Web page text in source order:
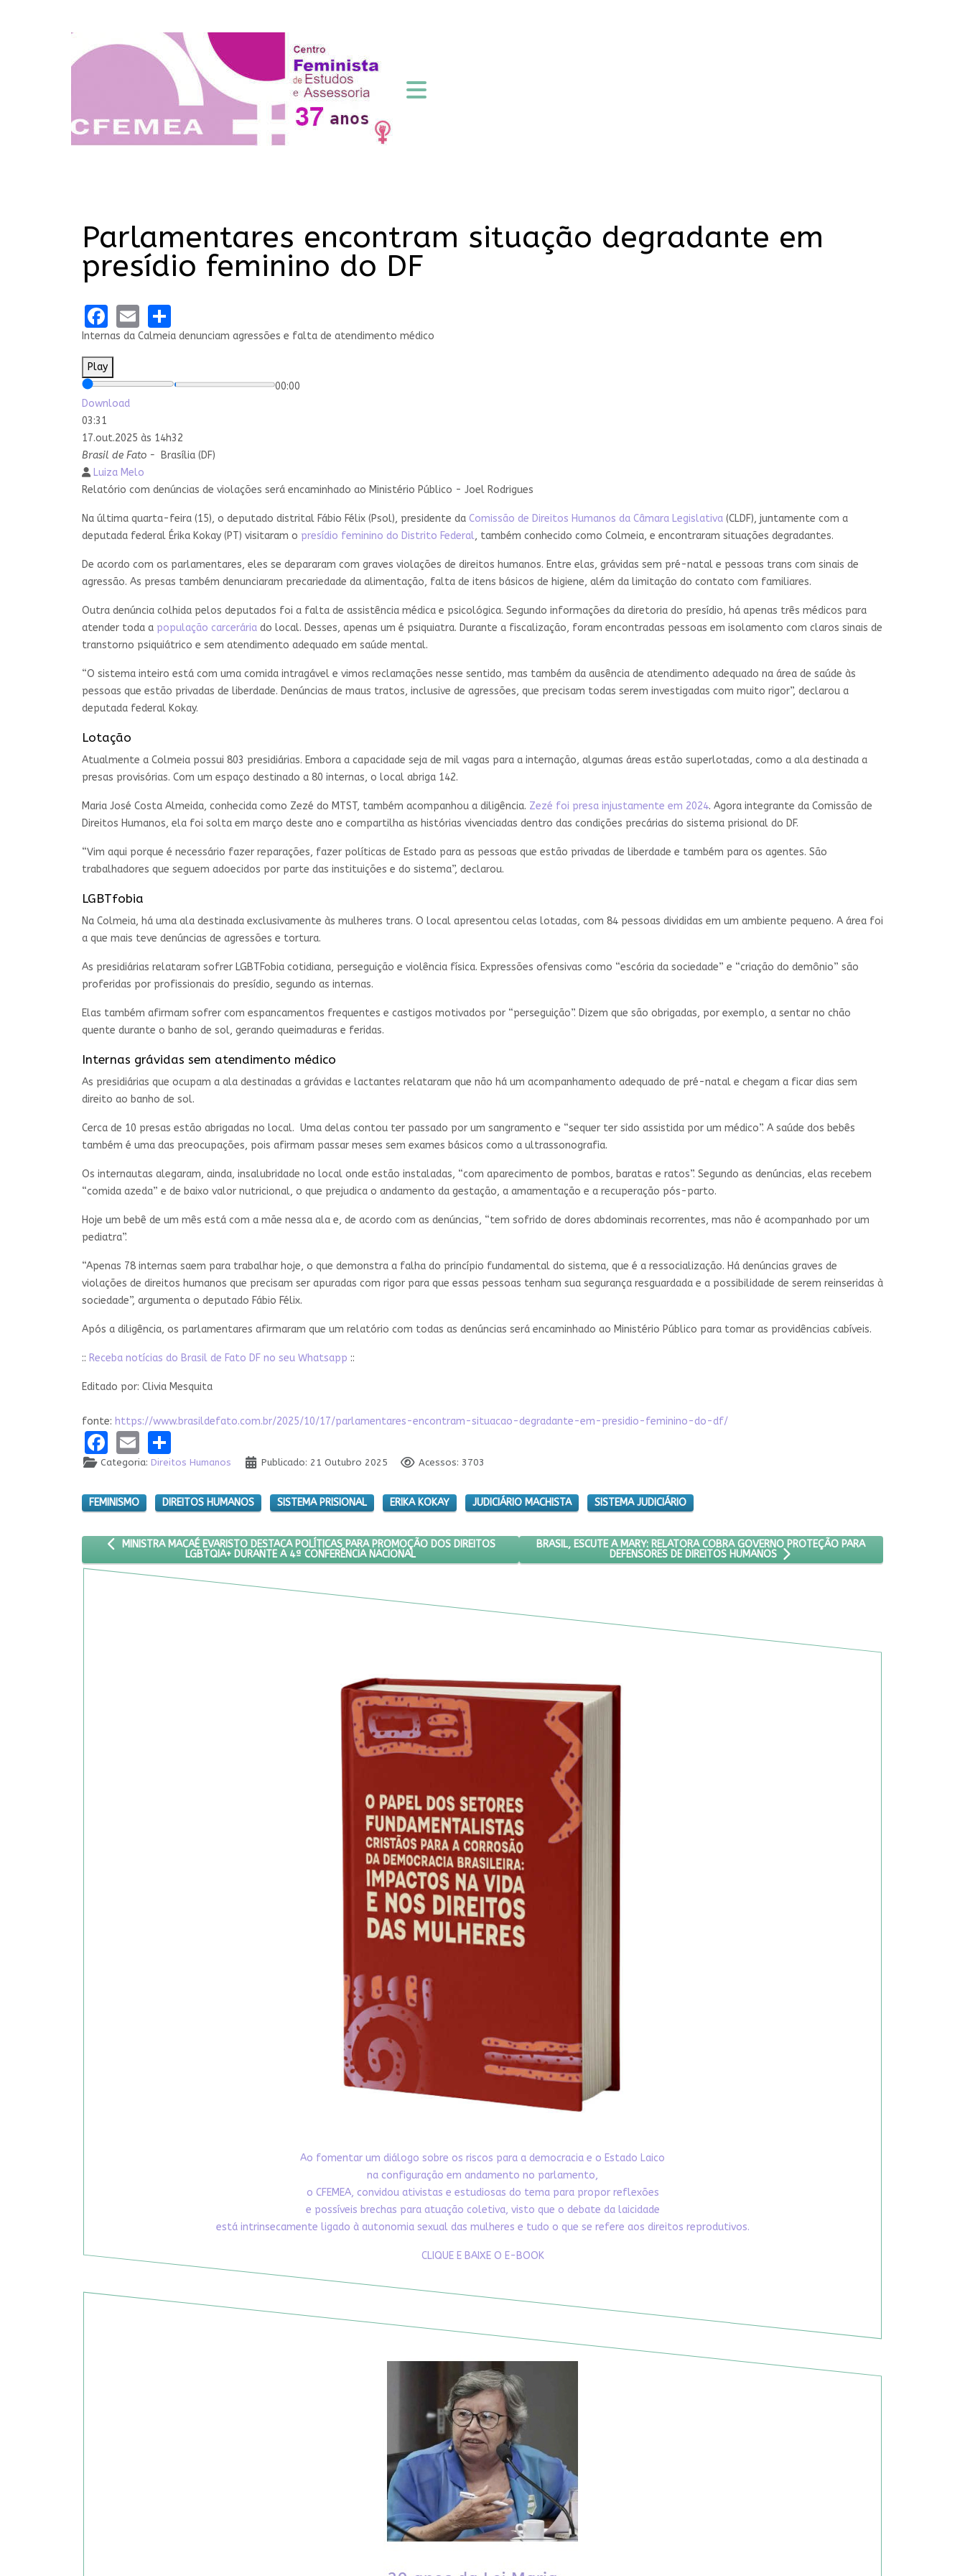
Parlamentares encontram situação degradante em
presídio feminino do DF
Facebook
Email
Internas da Calmeia denunciam agressões e falta de atendimento médico
Play
00:00
Download
03:31
17.out.2025 às 14h32
Brasil de Fato -
Brasília (DF)
Luiza Melo
Relatório com denúncias de violações será encaminhado ao Ministério Público - Joel Rodrigues
Na última quarta-feira (15), o deputado distrital Fábio Félix (Psol), presidente da Comissão de Direitos Humanos da Câmara Legislativa (CLDF), juntamente com a
deputada federal Érika Kokay (PT) visitaram o presídio feminino do Distrito Federal, também conhecido como Colmeia, e encontraram situações degradantes.
De acordo com os parlamentares, eles se depararam com graves violações de direitos humanos. Entre elas, grávidas sem pré-natal e pessoas trans com sinais de
agressão. As presas também denunciaram precariedade da alimentação, falta de itens básicos de higiene, além da limitação do contato com familiares.
Outra denúncia colhida pelos deputados foi a falta de assistência médica e psicológica. Segundo informações da diretoria do presídio, há apenas três médicos para
atender toda a população carcerária do local. Desses, apenas um é psiquiatra. Durante a fiscalização, foram encontradas pessoas em isolamento com claros sinais de
transtorno psiquiátrico e sem atendimento adequado em saúde mental.
“O sistema inteiro está com uma comida intragável e vimos reclamações nesse sentido, mas também da ausência de atendimento adequado na área de saúde às
pessoas que estão privadas de liberdade. Denúncias de maus tratos, inclusive de agressões, que precisam todas serem investigadas com muito rigor”, declarou a
deputada federal Kokay.
Lotação
Atualmente a Colmeia possui 803 presidiárias. Embora a capacidade seja de mil vagas para a internação, algumas áreas estão superlotadas, como a ala destinada a
presas provisórias. Com um espaço destinado a 80 internas, o local abriga 142.
Maria José Costa Almeida, conhecida como Zezé do MTST, também acompanhou a diligência. Zezé foi presa injustamente em 2024. Agora integrante da Comissão de
Direitos Humanos, ela foi solta em março deste ano e compartilha as histórias vivenciadas dentro das condições precárias do sistema prisional do DF.
“Vim aqui porque é necessário fazer reparações, fazer políticas de Estado para as pessoas que estão privadas de liberdade e também para os agentes. São
trabalhadores que seguem adoecidos por parte das instituições e do sistema”, declarou.
LGBTfobia
Na Colmeia, há uma ala destinada exclusivamente às mulheres trans. O local apresentou celas lotadas, com 84 pessoas divididas em um ambiente pequeno. A área foi
a que mais teve denúncias de agressões e tortura.
As presidiárias relataram sofrer LGBTFobia cotidiana, perseguição e violência física. Expressões ofensivas como “escória da sociedade” e “criação do demônio” são
proferidas por profissionais do presídio, segundo as internas.
Elas também afirmam sofrer com espancamentos frequentes e castigos motivados por “perseguição”. Dizem que são obrigadas, por exemplo, a sentar no chão
quente durante o banho de sol, gerando queimaduras e feridas.
Internas grávidas sem atendimento médico
As presidiárias que ocupam a ala destinadas a grávidas e lactantes relataram que não há um acompanhamento adequado de pré-natal e chegam a ficar dias sem
direito ao banho de sol.
Cerca de 10 presas estão abrigadas no local. Uma delas contou ter passado por um sangramento e “sequer ter sido assistida por um médico”. A saúde dos bebês
também é uma das preocupações, pois afirmam passar meses sem exames básicos como a ultrassonografia.
Os internautas alegaram, ainda, insalubridade no local onde estão instaladas, “com aparecimento de pombos, baratas e ratos”. Segundo as denúncias, elas recebem
“comida azeda” e de baixo valor nutricional, o que prejudica o andamento da gestação, a amamentação e a recuperação pós-parto.
Hoje um bebê de um mês está com a mãe nessa ala e, de acordo com as denúncias, “tem sofrido de dores abdominais recorrentes, mas não é acompanhado por um
pediatra”.
“Apenas 78 internas saem para trabalhar hoje, o que demonstra a falha do princípio fundamental do sistema, que é a ressocialização. Há denúncias graves de
violações de direitos humanos que precisam ser apuradas com rigor para que essas pessoas tenham sua segurança resguardada e a possibilidade de serem reinseridas à
sociedade”, argumenta o deputado Fábio Félix.
Após a diligência, os parlamentares afirmaram que um relatório com todas as denúncias será encaminhado ao Ministério Público para tomar as providências cabíveis.
:: Receba notícias do Brasil de Fato DF no seu Whatsapp ::
Editado por: Clivia Mesquita
fonte: https://www.brasildefato.com.br/2025/10/17/parlamentares-encontram-situacao-degradante-em-presidio-feminino-do-df/
Facebook
Email
Categoria: Direitos Humanos Publicado: 21 Outubro 2025 Acessos: 3703
FEMINISMO DIREITOS HUMANOS SISTEMA PRISIONAL ERIKA KOKAY JUDICIÁRIO MACHISTA SISTEMA JUDICIÁRIO
ARTIGO ANTERIOR: MINISTRA MACAÉ EVARISTO DESTACA POLÍTICAS PARA PROMOÇÃO DOS DIREITOS LGBTQIA+ DURANTE A 4ª CONFERÊNCIA NACIONAL
MINISTRA MACAÉ EVARISTO DESTACA POLÍTICAS PARA PROMOÇÃO DOS DIREITOS
LGBTQIA+ DURANTE A 4ª CONFERÊNCIA NACIONAL
PRÓXIMO ARTIGO: BRASIL, ESCUTE A MARY: RELATORA COBRA GOVERNO PROTEÇÃO PARA
BRASIL, ESCUTE A MARY: RELATORA COBRA GOVERNO PROTEÇÃO PARA
DEFENSORES DE DIREITOS HUMANOS
Ao fomentar um diálogo sobre os riscos para a democracia e o Estado Laico
na configuração em andamento no parlamento,
o CFEMEA, convidou ativistas e estudiosas do tema para propor reflexões
e possíveis brechas para atuação coletiva, visto que o debate da laicidade
está intrinsecamente ligado à autonomia sexual das mulheres e tudo o que se refere aos direitos reprodutivos.
CLIQUE E BAIXE O E-BOOK